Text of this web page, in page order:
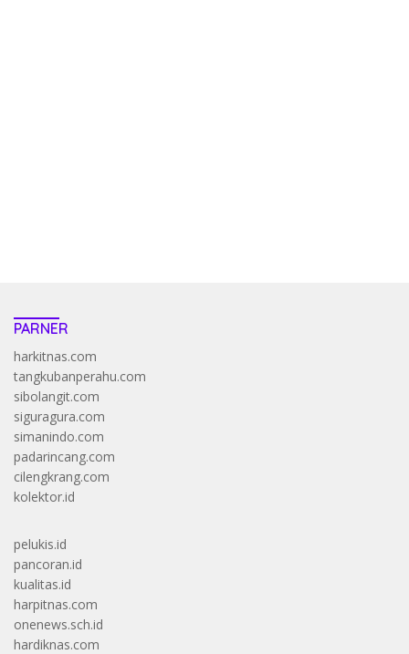
PARNER
harkitnas.com
tangkubanperahu.com
sibolangit.com
siguragura.com
simanindo.com
padarincang.com
cilengkrang.com
kolektor.id
pelukis.id
pancoran.id
kualitas.id
harpitnas.com
onenews.sch.id
hardiknas.com